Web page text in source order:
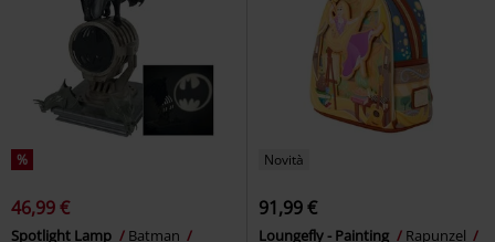
%
46,99 €
Spotlight Lamp
Batman
Novità
91,99 €
Loungefly - Painting
Rapunzel